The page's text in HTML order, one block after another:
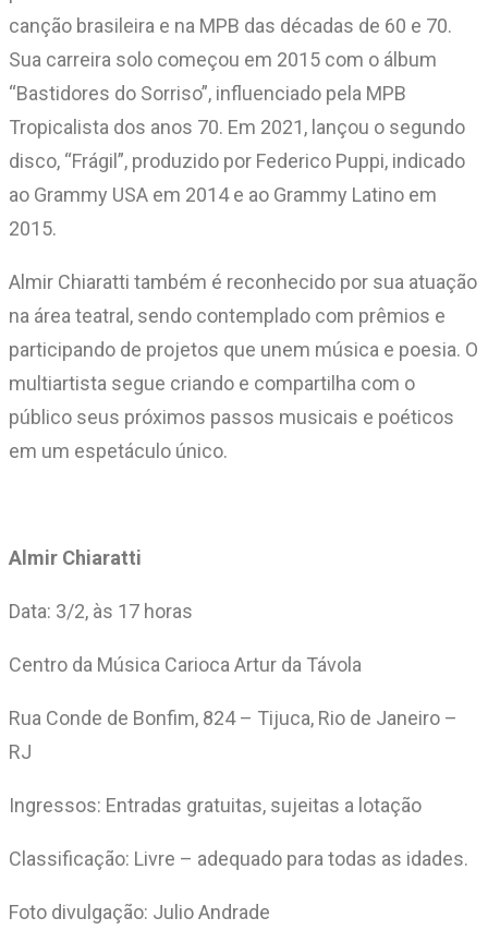
canção brasileira e na MPB das décadas de 60 e 70.
Sua carreira solo começou em 2015 com o álbum
“Bastidores do Sorriso”, influenciado pela MPB
Tropicalista dos anos 70. Em 2021, lançou o segundo
disco, “Frágil”, produzido por Federico Puppi, indicado
ao Grammy USA em 2014 e ao Grammy Latino em
2015.
Almir Chiaratti também é reconhecido por sua atuação
na área teatral, sendo contemplado com prêmios e
participando de projetos que unem música e poesia. O
multiartista segue criando e compartilha com o
público seus próximos passos musicais e poéticos
em um espetáculo único.
Almir Chiaratti
Data: 3/2, às 17 horas
Centro da Música Carioca Artur da Távola
Rua Conde de Bonfim, 824 – Tijuca, Rio de Janeiro –
RJ
Ingressos: Entradas gratuitas, sujeitas a lotação
Classificação: Livre – adequado para todas as idades.
Foto divulgação: Julio Andrade